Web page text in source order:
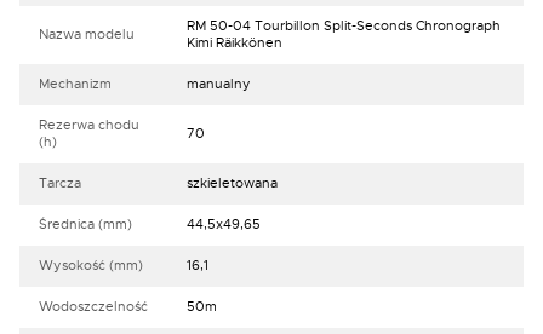
Nazwa modelu
RM 50-04 Tourbillon Split-Seconds Chronograph
Kimi Räikkönen
Mechanizm manualny
Rezerwa chodu
(h)
70
Tarcza szkieletowana
Średnica (mm) 44,5x49,65
Wysokość (mm) 16,1
Wodoszczelność 50m